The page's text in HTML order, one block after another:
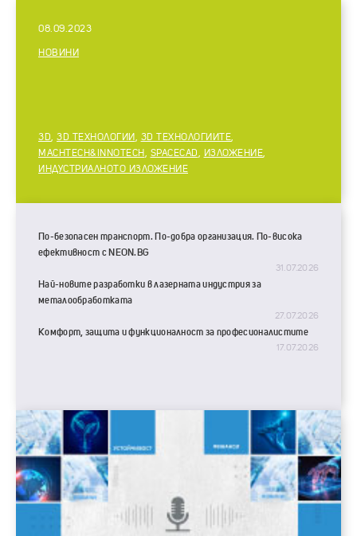
08.09.2023
НОВИНИ
3D, 3D ТЕХНОЛОГИИ, 3D ТЕХНОЛОГИИТЕ,
MACHTECH&INNOTECH, SPACECAD, ИЗЛОЖЕНИЕ,
ИНДУСТРИАЛНОТО ИЗЛОЖЕНИЕ
По-безопасен транспорт. По-добра организация. По-висока
ефективност с NEON.BG
31.07.2026
Най-новите разработки в лазерната индустрия за
металообработката
27.07.2026
Комфорт, защита и функционалност за професионалистите
17.07.2026